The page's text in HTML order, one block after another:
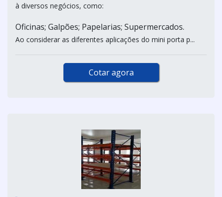
à diversos negócios, como:
Oficinas; Galpões; Papelarias; Supermercados.
Ao considerar as diferentes aplicações do mini porta p...
Cotar agora